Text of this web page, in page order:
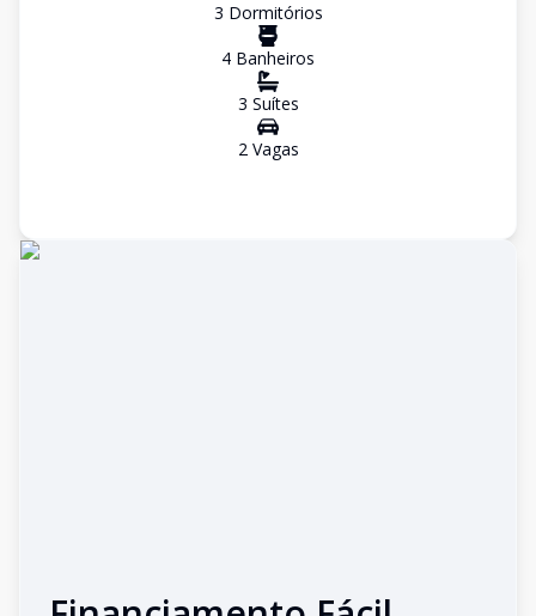
3 Dormitórios
4 Banheiros
3 Suítes
2Vagas